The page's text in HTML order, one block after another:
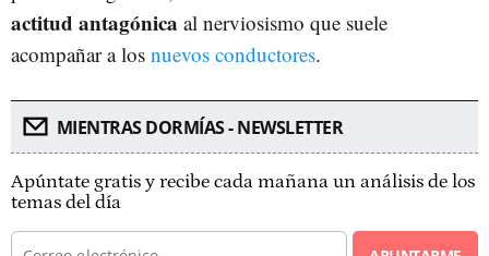
actitud antagónica al nerviosismo que suele
acompañar a los nuevos conductores.
MIENTRAS DORMÍAS - NEWSLETTER
Apúntate gratis y recibe cada mañana un análisis de los
temas del día